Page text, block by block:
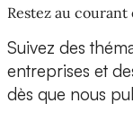
Restez au courant
Suivez des
entreprises et
dès que nous